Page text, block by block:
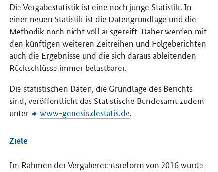
Die Vergabestatistik ist eine noch junge Statistik. In
einer neuen Statistik ist die Datengrundlage und die
Methodik noch nicht voll ausgereift. Daher werden mit
den künftigen weiteren Zeitreihen und Folgeberichten
auch die Ergebnisse und die sich daraus ableitenden
Rückschlüsse immer belastbarer.
Die statistischen Daten, die Grundlage des Berichts
sind, veröffentlicht das Statistische Bundesamt zudem
unter
www-genesis.destatis.de.
Ziele
Im Rahmen der Vergaberechtsreform von 2016 wurde